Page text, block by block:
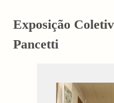
Exposição
Pancetti